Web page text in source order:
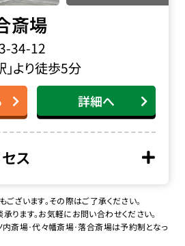
斎場
34-12
より徒歩5分
詳細へ
ス
ざいます。その際はご了承ください。
ます。お気軽にお問い合わせください。
斎場･代々幡斎場･落合斎場は予約制となっ